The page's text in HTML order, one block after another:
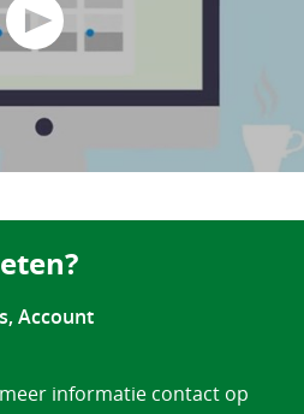
Account
informatie contact op